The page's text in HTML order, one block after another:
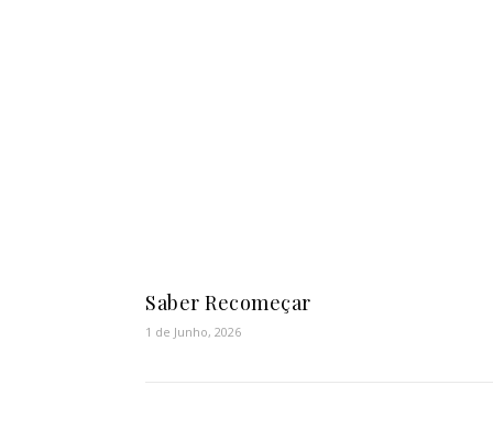
Saber Recomeçar
1 de Junho, 2026